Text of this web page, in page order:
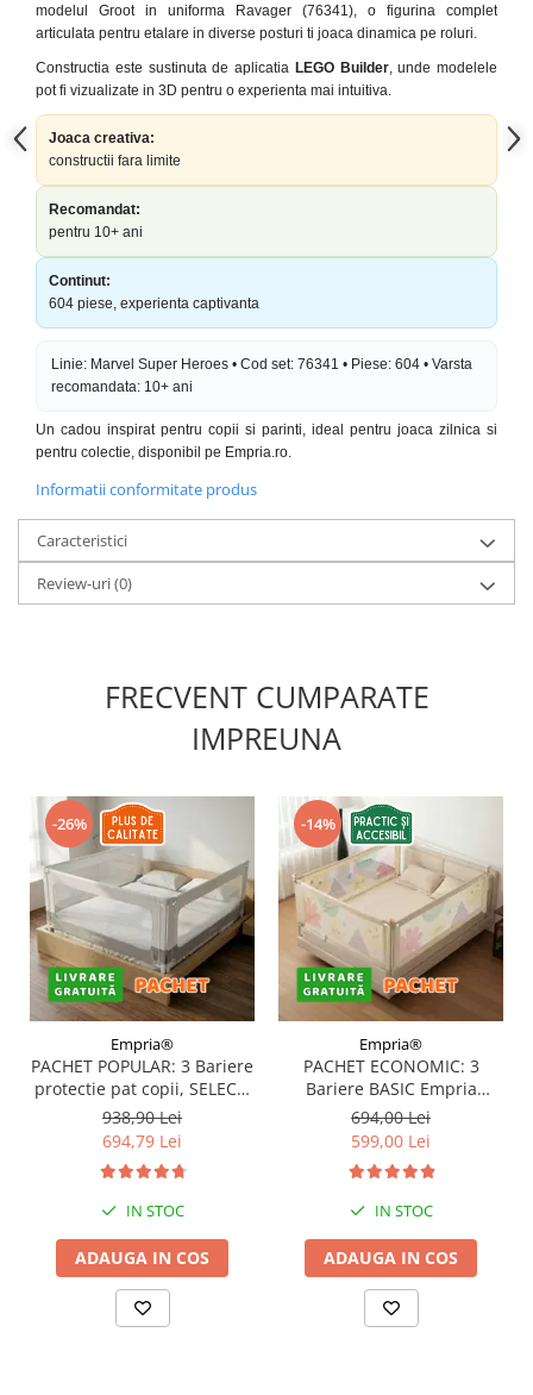
modelul Groot in uniforma Ravager (76341), o figurina complet
articulata pentru etalare in diverse posturi ti joaca dinamica pe roluri.
Constructia este sustinuta de aplicatia LEGO Builder, unde modelele
pot fi vizualizate in 3D pentru o experienta mai intuitiva.
Joaca creativa:
constructii fara limite
Recomandat:
pentru 10+ ani
Continut:
604 piese, experienta captivanta
Linie: Marvel Super Heroes • Cod set: 76341 • Piese: 604 • Varsta
recomandata: 10+ ani
Un cadou inspirat pentru copii si parinti, ideal pentru joaca zilnica si
pentru colectie, disponibil pe Empria.ro.
Informatii conformitate produs
Caracteristici
Review-uri(0)
FRECVENT CUMPARATE
IMPREUNA
-26%
Empria®
PACHET POPULAR: 3 Bariere
protectie pat copii, SELECT,
160x200 cm
938,90 Lei
694,79 Lei
IN STOC
ADAUGA IN COS
-14%
Empria®
PACHET ECONOMIC: 3
Bariere BASIC Empria
protectie pat 160X200 cm +
bara stabilizatoare
694,00 Lei
599,00 Lei
IN STOC
ADAUGA IN COS